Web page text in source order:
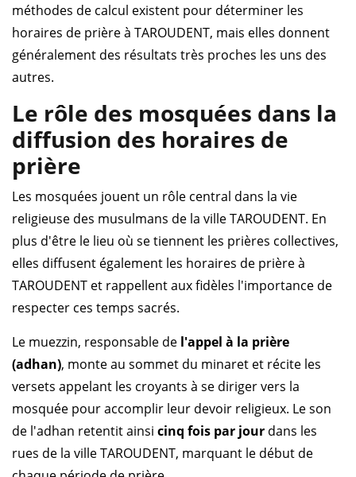
méthodes de calcul existent pour déterminer les
horaires de prière à TAROUDENT, mais elles donnent
généralement des résultats très proches les uns des
autres.
Le rôle des mosquées dans la
diffusion des horaires de
prière
Les mosquées jouent un rôle central dans la vie
religieuse des musulmans de la ville TAROUDENT. En
plus d'être le lieu où se tiennent les prières collectives,
elles diffusent également les horaires de prière à
TAROUDENT et rappellent aux fidèles l'importance de
respecter ces temps sacrés.
Le muezzin, responsable de l'appel à la prière
(adhan), monte au sommet du minaret et récite les
versets appelant les croyants à se diriger vers la
mosquée pour accomplir leur devoir religieux. Le son
de l'adhan retentit ainsi cinq fois par jour dans les
rues de la ville TAROUDENT, marquant le début de